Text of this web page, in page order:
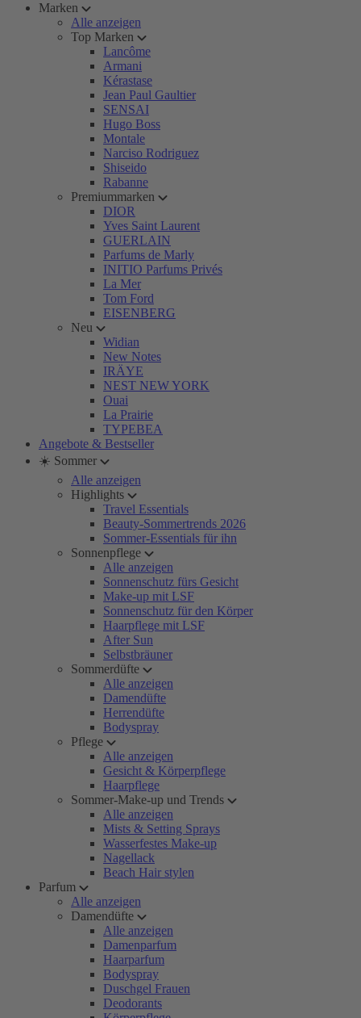
Marken
Alle anzeigen
Top Marken
Lancôme
Armani
Kérastase
Jean Paul Gaultier
SENSAI
Hugo Boss
Montale
Narciso Rodriguez
Shiseido
Rabanne
Premiummarken
DIOR
Yves Saint Laurent
GUERLAIN
Parfums de Marly
INITIO Parfums Privés
La Mer
Tom Ford
EISENBERG
Neu
Widian
New Notes
IRÄYE
NEST NEW YORK
Ouai
La Prairie
TYPEBEA
Angebote & Bestseller
☀️ Sommer
Alle anzeigen
Highlights
Travel Essentials
Beauty-Sommertrends 2026
Sommer-Essentials für ihn
Sonnenpflege
Alle anzeigen
Sonnenschutz fürs Gesicht
Make-up mit LSF
Sonnenschutz für den Körper
Haarpflege mit LSF
After Sun
Selbstbräuner
Sommerdüfte
Alle anzeigen
Damendüfte
Herrendüfte
Bodyspray
Pflege
Alle anzeigen
Gesicht & Körperpflege
Haarpflege
Sommer-Make-up und Trends
Alle anzeigen
Mists & Setting Sprays
Wasserfestes Make-up
Nagellack
Beach Hair stylen
Parfum
Alle anzeigen
Damendüfte
Alle anzeigen
Damenparfum
Haarparfum
Bodyspray
Duschgel Frauen
Deodorants